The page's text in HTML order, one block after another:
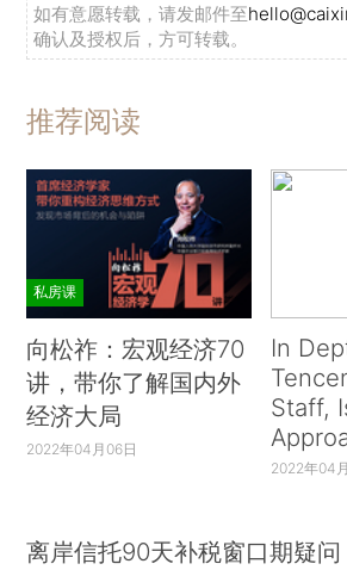
如有意愿转载，请发邮件至
确认及授权后，方可转载。
推荐阅读
私房课
向松祚：宏观经济70
讲，带你了解国内外
经济大局
2022年04月06日
In
Staff,
2022年04
离岸信托90天补税窗口期疑问